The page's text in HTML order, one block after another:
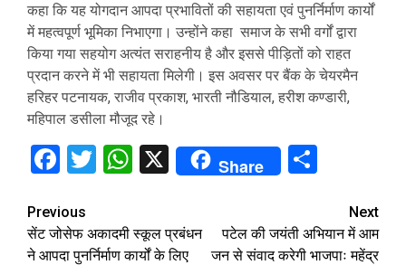
कहा कि यह योगदान आपदा प्रभावितों की सहायता एवं पुनर्निर्माण कार्यों
में महत्वपूर्ण भूमिका निभाएगा। उन्होंने कहा समाज के सभी वर्गों द्वारा
किया गया सहयोग अत्यंत सराहनीय है और इससे पीड़ितों को राहत
प्रदान करने में भी सहायता मिलेगी। इस अवसर पर बैंक के चेयरमैन
हरिहर पटनायक, राजीव प्रकाश, भारती नौडियाल, हरीश कण्डारी,
महिपाल डसीला मौजूद रहे।
Facebook
TwitterWhatsApp
X Share
Continue
Reading
Previous
सेंट जोसेफ अकादमी स्कूल प्रबंधन
ने आपदा पुनर्निर्माण कार्यों के लिए
Next
पटेल की जयंती अभियान में आम
जन से संवाद करेगी भाजपाः महेंद्र